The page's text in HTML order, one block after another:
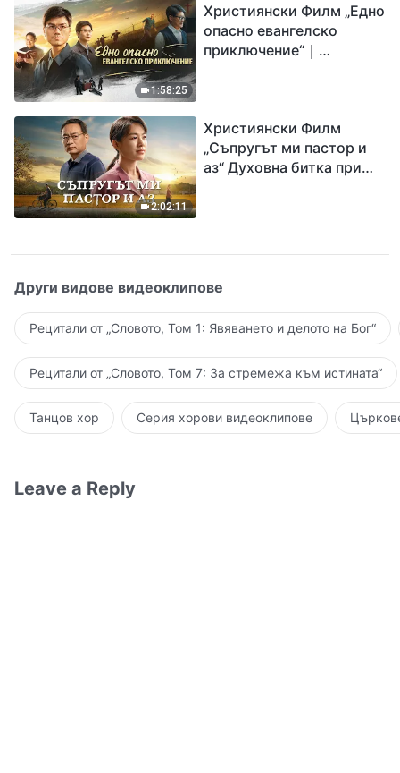
1:58:25
Християнски Филм „Едно
опасно евангелско
приключение“｜
Исус
2:02:11
Християнски Филм
„Съпругът ми пастор и
аз“ Духовна битка при
Други видове видеоклипове
Рецитали от „Словото, Том 1: Явяването и делото на Бог“
Рецитали от „Словото, Том 7: За стремежа към истината“
Танцов хор Серия хорови видеоклипове
Leave a Reply